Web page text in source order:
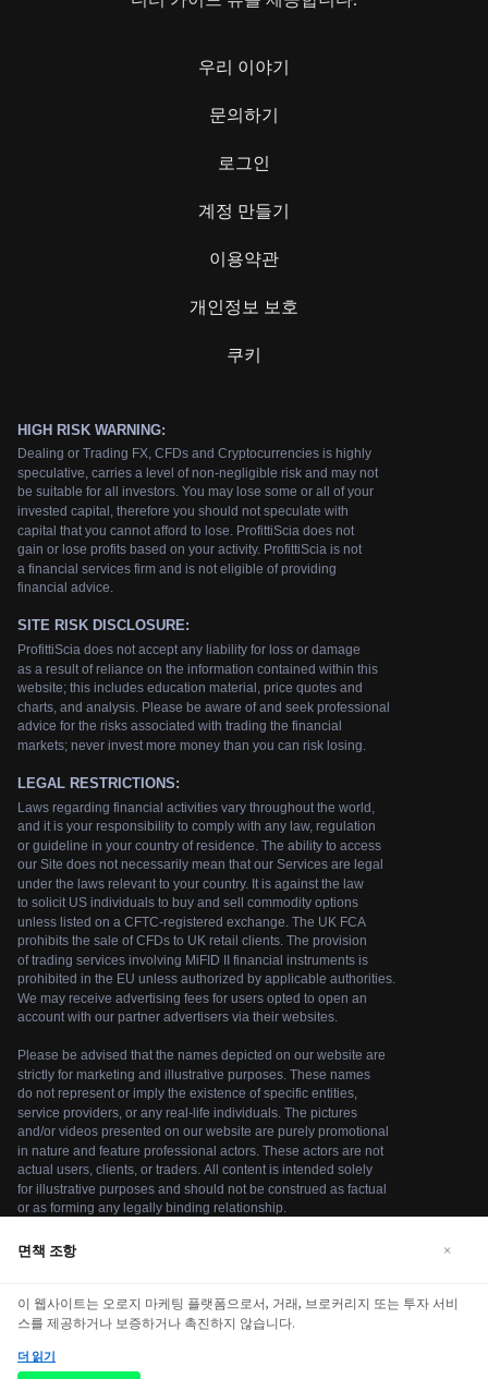
우리 이야기
문의하기
로그인
계정 만들기
이용약관
개인정보 보호
쿠키
continuing to use our website, you agree to our use of
면책 조항 ×
이 웹사이트는 오로지 마케팅 플랫폼으로서, 거래, 브로커리지 또는 투자 서비
스를 제공하거나 보증하거나 촉진하지 않습니다.
더 읽기